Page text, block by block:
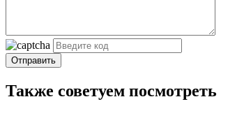
Отправить
Также советуем посмотреть